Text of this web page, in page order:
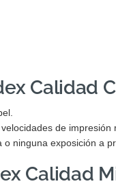
Calidad
de impresión
o ninguna exposición a
Calidad